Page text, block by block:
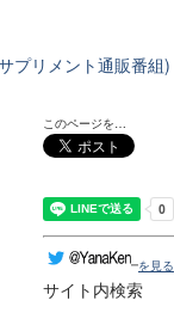
プリメント通販番組)
このページを…
を見る
サイト内検索